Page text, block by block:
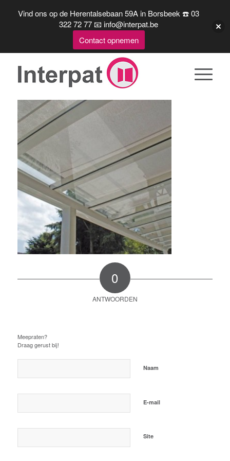
0
ANTWOORDEN
Meepraten?
Draag gerust bij!
Naam
E-mail
Site
Vind ons op de Herentalsebaan 59A in Borsbeek ☎️ 03
322 72 77 📧 info@interpat.be
Contact opnemen